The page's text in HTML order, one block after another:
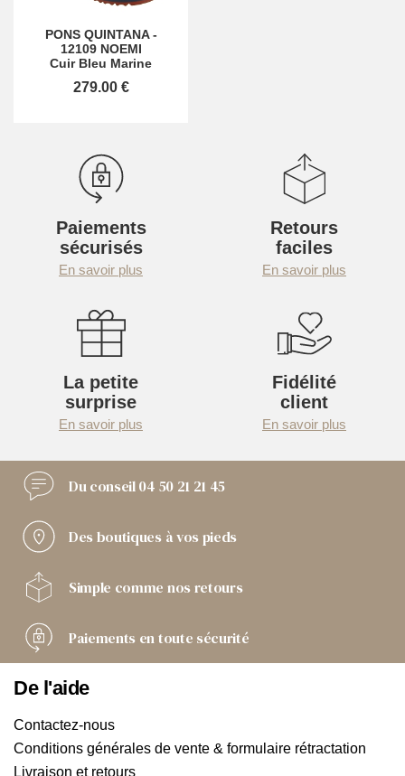
PONS QUINTANA-
12109 NOEMI
Cuir Bleu Marine
279.00 €
Paiements
sécurisés
En savoir plus
Retours
faciles
En savoir plus
La petite
surprise
En savoir plus
Fidélité
client
En savoir plus
Du conseil04 50 21 21 45
Des boutiques à vos pieds
Simple comme nos retours
Paiements en toute sécurité
De l'aide
Contactez-nous
Conditions générales de vente & formulaire rétractation
Livraison et retours